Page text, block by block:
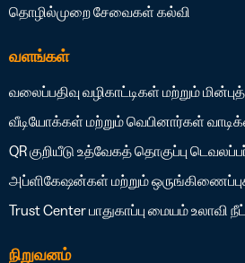
தொழில்முறை சேவைகள் கல்வி
வளங்கள்
வலைப்பதிவுவழிகாட்டிகள் மற்றும்
வீடியோக்கள் மற்றும் வெபினார்கள்
QR குறியீடு உத்வேகத் தொகுப்பு
அப்ளிகேஷன்கள் மற்றும்
Trust Centerபாதுகாப்பு மையம்உலாவி
நிறுவனம்